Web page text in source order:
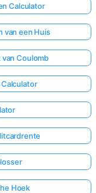
Calculator
van een Huis
van Coulomb
Hoek